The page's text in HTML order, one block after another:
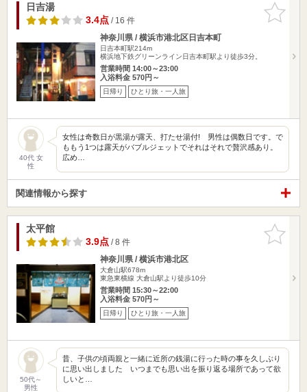
お気に入
りに追加
日吉湯
3.4点/ 16 件
神奈川県 / 横浜市港北区日吉本町
日吉本町駅214m
横浜地下鉄グリーンライン日吉本町駅より徒歩3分。
営業時間 14:00～23:00
入浴料金 570円～
日帰り ひとり旅・一人旅
40代 女
性
女性は奇数日が黒湯が露天、打たせ湯付! 男性は偶数日です。で
ももう1つは露天がバブルジェットでそれはそれで贅沢感あり。
広め…
関連情報から探す
お気に入
りに追加
太平館
3.9点/ 8 件
神奈川県 / 横浜市港北区
大倉山駅678m
東急東横線 大倉山駅より徒歩10分
営業時間 15:30～22:00
入浴料金 570円～
日帰り ひとり旅・一人旅
50代～
男性
昔、子供の頃両親と一緒に近所の銭湯に行った時の事を久しぶり
に思い出しました いつまでも思い出を振り返る場所であって欲
しいと…